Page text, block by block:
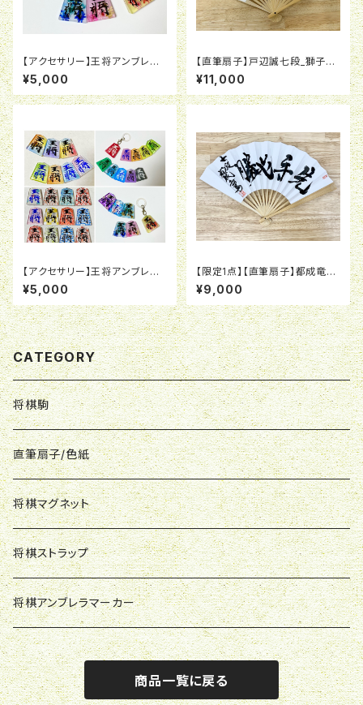
【アクセサリー】王将アンブレラ
マーカー_花柄（10個セット）
¥5,000
【直筆扇子】戸辺誠七段_獅子奮
迅
¥11,000
【アクセサリー】王将アンブレラ
マーカー_MIX（10個セット）
¥5,000
【限定1点】【直筆扇子】都成竜馬
七段_先手必勝
¥9,000
CATEGORY
将棋駒
直筆扇子/色紙
将棋マグネット
将棋ストラップ
将棋アンブレラマーカー
商品一覧に戻る